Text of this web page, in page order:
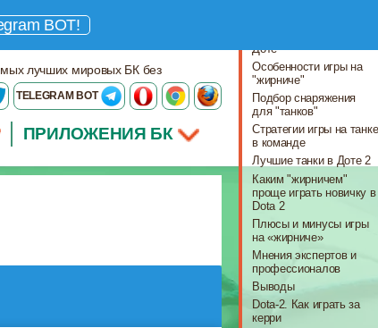
BOT!
лучших мировых БК без
TELEGRAM BOT
ПРИЛОЖЕНИЯ БК
Доте
Особенности игры на
"жирниче"
Подбор снаряжения
для "танков"
Стратегии игры на танке
в команде
Лучшие танки в Доте 2
Каким "жирничем"
проще играть новичку в
Dota 2
Плюсы и минусы игры
на «жирниче»
Мнения экспертов и
профессионалов
Выводы
Dota-2. Как играть за
керри